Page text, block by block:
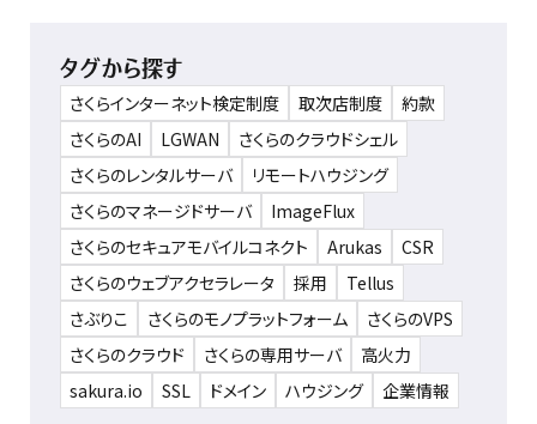
タグから探す
さくらインターネット検定制度 取次店制度
約款
さくらのAI
LGWAN
さくらのクラウドシェル
さくらのレンタルサーバ
リモートハウジング
さくらのマネージドサーバ
ImageFlux
さくらのセキュアモバイルコネクト
Arukas
CSR
さくらのウェブアクセラレータ
採用
Tellus
さぶりこ
さくらのモノプラットフォーム
さくらのVPS
さくらのクラウド
さくらの専用サーバ
高火力
sakura.io
SSL ドメイン ハウジング 企業情報